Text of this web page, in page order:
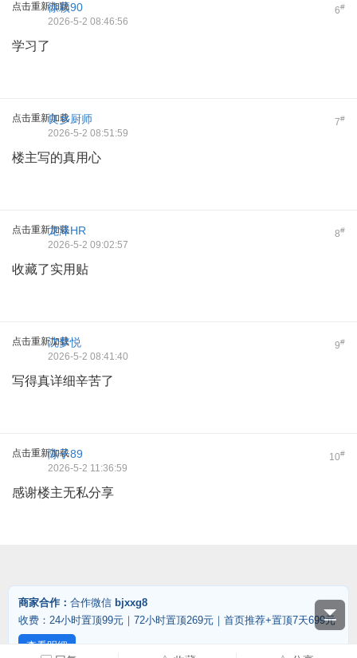
点击重新加载 6#
徐颖90
2026-5-2 08:46:56
学习了
点击重新加载 7#
良乡厨师
2026-5-2 08:51:59
楼主写的真用心
点击重新加载 8#
龙泽HR
2026-5-2 09:02:57
收藏了实用贴
点击重新加载 9#
沈梦悦
2026-5-2 08:41:40
写得真详细辛苦了
点击重新加载 10#
陈子89
2026-5-2 11:36:59
感谢楼主无私分享
商家合作： 合作微信 bjxxg8
收费：24小时置顶99元｜72小时置顶269元｜首页推荐+置顶7天699元
查看明细